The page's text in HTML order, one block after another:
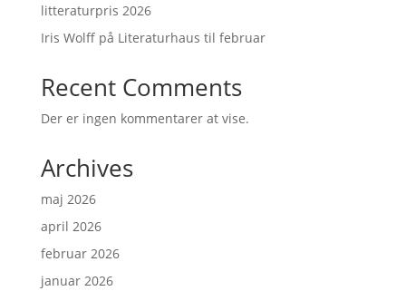
litteraturpris 2026
Iris Wolff på Literaturhaus til februar
Recent Comments
Der er ingen kommentarer at vise.
Archives
maj 2026
april 2026
februar 2026
januar 2026